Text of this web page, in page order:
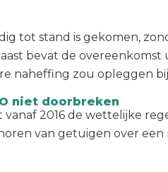
tot stand is gekomen,
bevat de
naheffing zou opleggen
niet doorbreken
vanaf 2016 de wettelijke
van getuigen over een